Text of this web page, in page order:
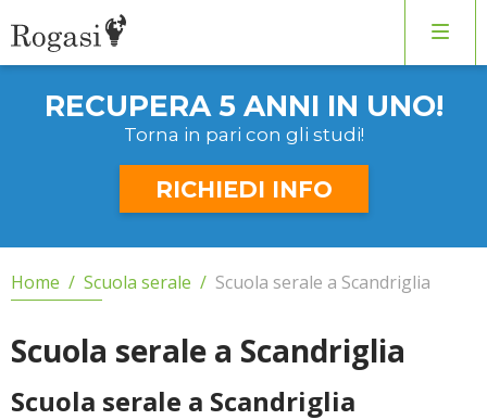
Corso di inglese
Scuola serale
RECUPERA 5 ANNI IN UNO!
Torna in pari con gli studi!
RICHIEDI INFO
Home / Scuola serale / Scuola serale a Scandriglia
Scuola serale a Scandriglia
Scuola serale a Scandriglia
COMPILA IL FORM SENZA IMPEGNO!
Verrai rincontattato al più presto